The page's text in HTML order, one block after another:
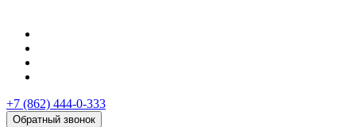
+7 (862) 444-0-333
Обратный звонок